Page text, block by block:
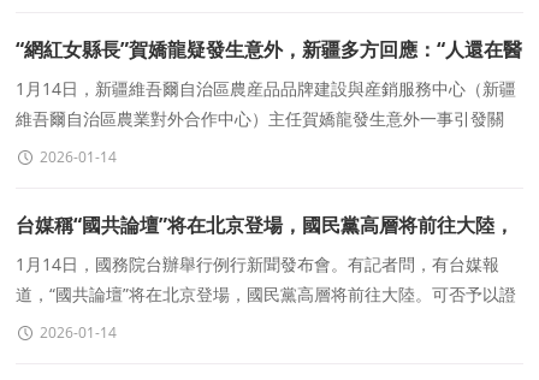
“網紅女縣長”賀嬌龍疑發生意外，新疆多方回應：“人還在醫
院，沒有去世”
1月14日，新疆維吾爾自治區農産品品牌建設與産銷服務中心（新疆
維吾爾自治區農業對外合作中心）主任賀嬌龍發生意外一事引發關
注。2020年其身披紅鬥篷，在雪原飒爽策馬，爲當地旅遊項
2026-01-14
台媒稱“國共論壇”将在北京登場，國民黨高層将前往大陸，
國台辦回應
1月14日，國務院台辦舉行例行新聞發布會。有記者問，有台媒報
道，“國共論壇”将在北京登場，國民黨高層将前往大陸。可否予以證
實？民進黨質疑國民黨通過連續阻擋軍購案來
2026-01-14